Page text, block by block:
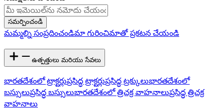
సమర్పించండి
మమ్మల్ని సంప్రదించండిమా గురించిమాతో ప్రకటన చేయండి
ఉత్పత్తులు మరియు సేవలు
భారతదేశంలో ట్రాక్టర్లుప్రసిద్ధ ట్రాక్టర్లుప్రసిద్ధ ట్రక్కులుభారతదేశంలో
బస్సులుప్రసిద్ధ బస్సులుభారతదేశంలో త్రిచక్ర వాహనాలుప్రసిద్ధ త్రిచక్ర
వాహనాలు